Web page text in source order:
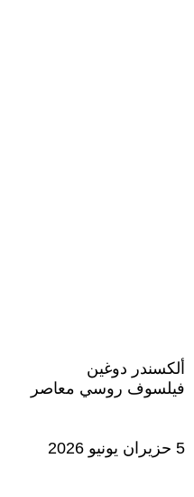
ألكسندر دوغين
فيلسوف روسي معاصر
5 حزيران يونيو 2026